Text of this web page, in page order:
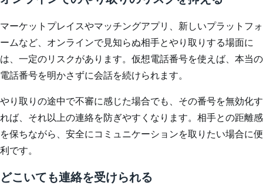
マーケットプレイスやマッチングアプリ、新しいプラットフォ
ームなど、オンラインで見知らぬ相手とやり取りする場面に
は、一定のリスクがあります。仮想電話番号を使えば、本当の
電話番号を明かさずに会話を続けられます。
やり取りの途中で不審に感じた場合でも、その番号を無効化す
れば、それ以上の連絡を防ぎやすくなります。相手との距離感
を保ちながら、安全にコミュニケーションを取りたい場合に便
利です。
どこいても連絡を受けられる